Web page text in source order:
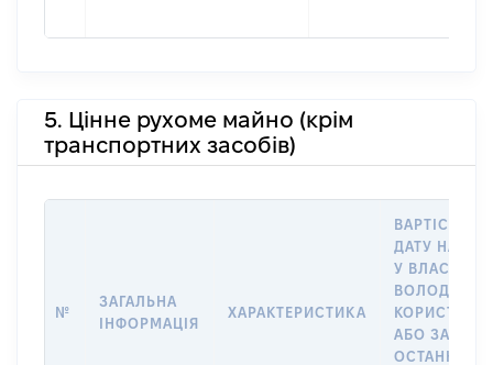
5. Цінне рухоме майно (крім
транспортних засобів)
№
ЗАГАЛЬНА
ІНФОРМАЦІЯ
ХАРАКТЕРИСТИКА
ВАРТІСТЬ НА
ДАТУ
У
ВОЛОДІННЯ
АБО ЗА